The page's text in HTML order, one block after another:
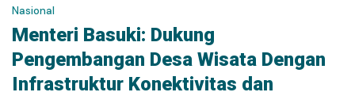
Nasional
Menteri Basuki: Dukung
Pengembangan Desa Wisata Dengan
Infrastruktur Konektivitas dan